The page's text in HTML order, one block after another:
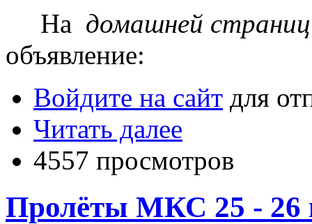
На домашней
объявление:
Войдите на сайт для
Читать далее
4557 просмотров
Пролёты МКС 25 - 26